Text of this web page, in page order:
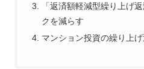
「返済額軽減型繰り上げ
クを減らす
マンション投資の繰り上